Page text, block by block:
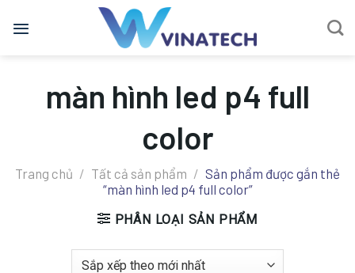
qua
màn hình led p4 full
color
Trang chủ / Tất cả sản phẩm / Sản phẩm được gắn thẻ
“màn hình led p4 full color”
PHÂN LOẠI SẢN PHẨM